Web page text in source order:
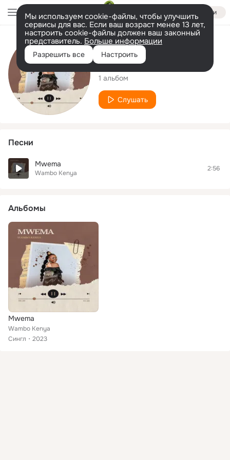
Войти
Мы используем cookie-файлы, чтобы улучшить
сервисы для вас. Если ваш возраст менее 13 лет,
настроить cookie-файлы должен ваш законный
представитель. Больше информации
Разрешить все Настроить
Исполнитель
Wambo Kenya
1 альбом
Слушать
Песни
Mwema
Wambo Kenya
2:56
Альбомы
Mwema
Wambo Kenya
Сингл
2023